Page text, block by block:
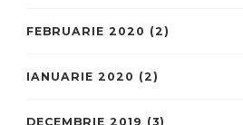
FEBRUARIE 2020 (2)
IANUARIE 2020 (2)
DECEMBRIE 2019 (3)